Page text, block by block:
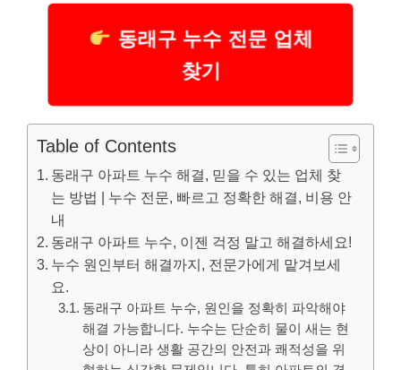
동래구 누수 전문 업체
찾기
Table of Contents
동래구 아파트 누수 해결, 믿을 수 있는 업체 찾
는 방법 | 누수 전문, 빠르고 정확한 해결, 비용 안
내
동래구 아파트 누수, 이젠 걱정 말고 해결하세요!
누수 원인부터 해결까지, 전문가에게 맡겨보세
요.
동래구 아파트 누수, 원인을 정확히 파악해야
해결 가능합니다. 누수는 단순히 물이 새는 현
상이 아니라 생활 공간의 안전과 쾌적성을 위